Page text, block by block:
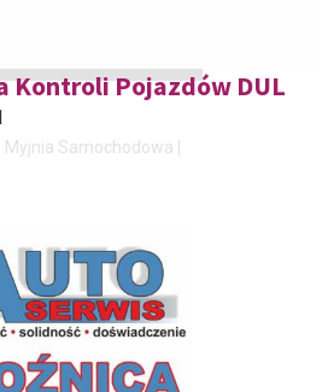
Kontroli Pojazdów DUL
Myjnia Samochodowa